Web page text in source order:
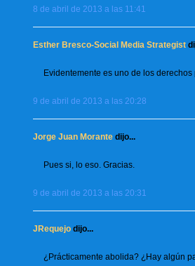
8 de abril de 2013 a las 11:41
Esther Bresco-Social Media Strategist
Evidentemente es uno de los
9 de abril de 2013 a las 20:28
Jorge Juan Morante dijo...
Pues si, lo eso. Gracias.
9 de abril de 2013 a las 20:31
JRequejo dijo...
¿Prácticamente abolida? ¿Hay algún